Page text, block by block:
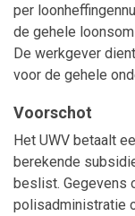
per
de gehele
De werkgever
voor de gehele
Voorschot
Het UWV betaalt
berekende
beslist. Gegevens
polisadministratie